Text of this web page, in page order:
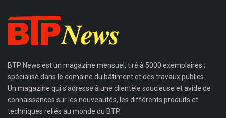
BTP News est un magazine mensuel, tiré à 5000 exemplaires ;
spécialisé dans le domaine du bâtiment et des travaux publics.
Un magazine qui s’adresse à une clientèle soucieuse et avide de
connaissances sur les nouveautés, les différents produits et
techniques reliés au monde du BTP.